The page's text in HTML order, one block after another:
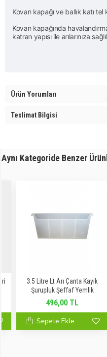
Kovan kapağı ve ballık katı tel
Kovan kapağında
katran yapısı ile arılarınıza
Ürün Yorumları
Teslimat Bilgisi
Aynı Kategoride Benzer
3.5 Litre Lt Arı Çanta Kayık
Şurupluk Şeffaf Yemlik
496,00 TL
Sepete Ekle